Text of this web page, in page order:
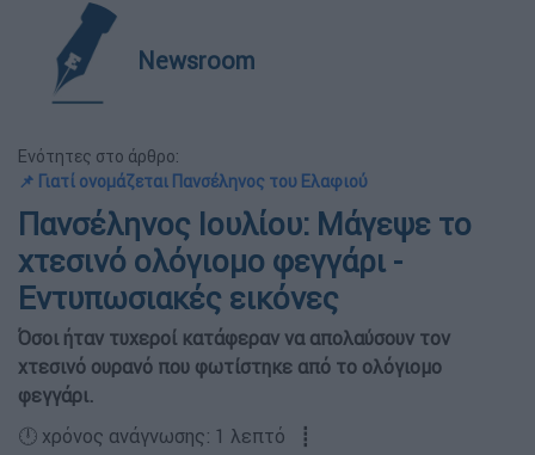
Newsroom
Ενότητες στο άρθρο:
📌 Γιατί ονομάζεται Πανσέληνος του Ελαφιού
Πανσέληνος Ιουλίου: Μάγεψε το
χτεσινό ολόγιομο φεγγάρι -
Εντυπωσιακές εικόνες
Όσοι ήταν τυχεροί κατάφεραν να απολαύσουν τον
χτεσινό ουρανό που φωτίστηκε από το ολόγιομο
φεγγάρι.
🕛 χρόνος ανάγνωσης: 1 λεπτό ┋